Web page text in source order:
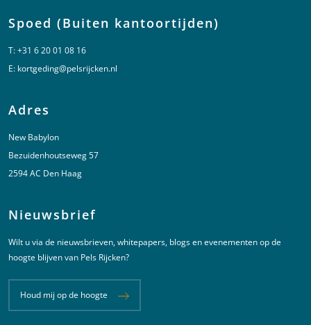
Spoed (Buiten kantoortijden)
T:+31 6 20 01 08 16
E: kortgeding@pelsrijcken.nl
Adres
New Babylon
Bezuidenhoutseweg 57
2594 AC Den Haag
Nieuwsbrief
Wilt u via de nieuwsbrieven, whitepapers, blogs en evenementen op de
hoogte blijven van Pels Rijcken?
Houd mij op de hoogte